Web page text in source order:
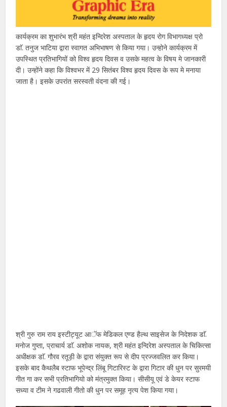
कार्यक्रम का शुभारंभ श्री महंत इन्दिरेश अस्पताल के हृदय रोग विभागध्यक्ष प्रो
डाॅ. तनुज भाटिया द्वारा स्वागत अभिभाषण से किया गया। उन्होने कार्यक्रम में
उपस्थित प्रतिभागियों को विश्व हृदय दिवस व उसके महत्व के विषय मे जानकारी
दी। उन्होंने कहा कि विश्वभर में 29 सितंबर विश्व हृदय दिवस के रूप मे मनाया
जाता है। इसके उपरांत सरस्वती वंदना की गई।
श्री गुरु राम राय इस्टीट्यूट आॅफ मेडिकल एण्ड हैल्थ साइसेज के निदेशक डाॅ.
मनोज गुप्ता, प्राचार्य डाॅ. अशोक नायक, श्री महंत इन्दिरेश अस्पताल के चिकित्सा
अधीक्षक डाॅ. गौरव रतूड़ी के द्वारा संयुक्त रूप से दीप प्रज्जवलित कर किया।
इसके बाद कैथलैब स्टाफ भूपेन्द्र लिंबू गिटारिस्ट के द्वारा गिटार की धुन पर सुरमयी
गीत गा कर सभी प्रतिभागियो को मंत्रमुक्त किया। सीसीयू एवं डे केयर स्टाफ
सध्या व टीम ने गढवाली गीतो की धुन पर समूह नृत्य पेश किया गया।